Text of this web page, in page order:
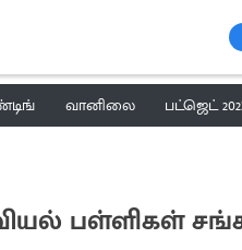
வானிலை பட்ஜெட்
பள்ளிகள்